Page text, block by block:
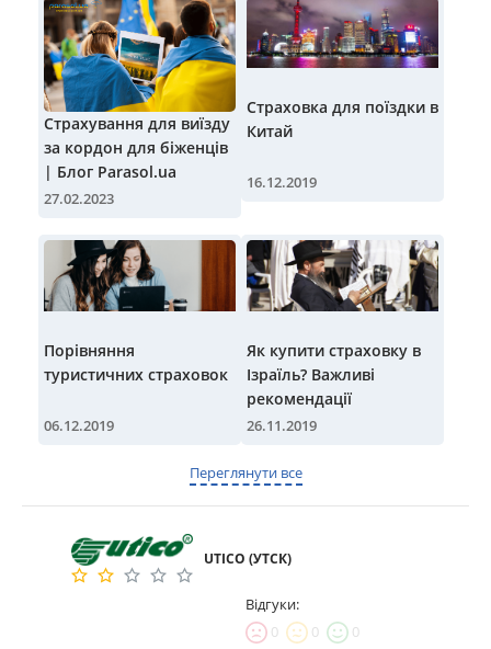
Страхування для виїзду
за кордон для біженців
| Блог Parasol.ua
27.02.2023
Страховка для поїздки в
Китай
16.12.2019
Порівняння
туристичних страховок
06.12.2019
Як купити страховку в
Ізраїль? Важливі
рекомендації
26.11.2019
Переглянути все
UTICO (УТСК)
Відгуки:
0
0
0